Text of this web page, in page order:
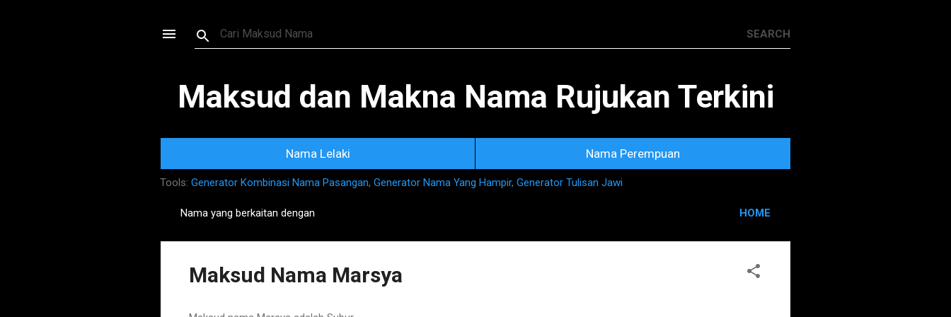
Maksud dan Makna Nama Rujukan Terkini
Nama Lelaki Nama Perempuan
Tools: Generator Kombinasi Nama Pasangan, Generator Nama Yang Hampir, Generator Tulisan Jawi
o
Nama yang berkaitan dengan HOME
Maksud Nama Marsya